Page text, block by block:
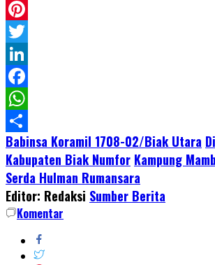
Pinterest
Twitter
LinkedIn
Facebook
WhatsApp
Share
Babinsa Koramil 1708-02/Biak Utara
Kabupaten Biak Numfor Kampung
Serda Hulman Rumansara
Editor: Redaksi Sumber Berita
Komentar